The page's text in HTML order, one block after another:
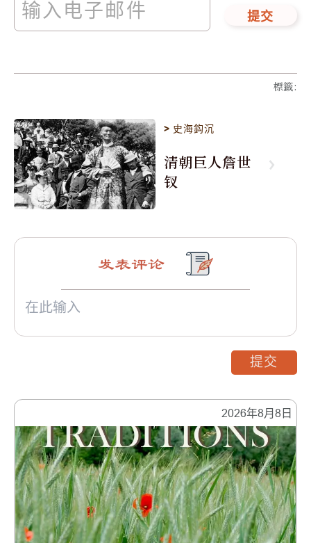
提交
標籤:
> 史海鈎沉
清朝巨人詹世
钗
2026年8月8日
发表评论
提交